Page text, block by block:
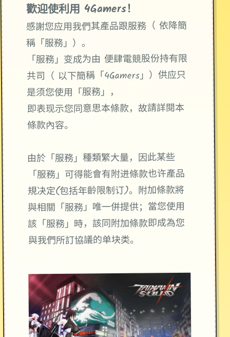
歡迎使利用 4Gamers！
感謝您应用我們其產品跟服務（ 依降簡
稱「服務」）。
「服務」变成为由 便肆電競股份持有限
共司（ 以下簡稱「4Gamers」）供应只
是须您使用「服務」，
即表现示您同意思本條款，故請詳閱本
條款內容。
由於「服務」種類繁大量，因此某些
「服務」可得能會有附进條款也许產品
規决定(包括年齡限制订)。附加條款將
與相關「服務」唯一併提供；當您使用
該「服務」時，該同附加條款即成為您
與我們所訂協議的单块类。